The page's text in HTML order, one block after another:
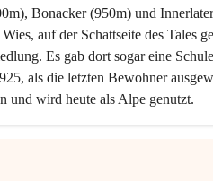
Bonacker (950m) und
auf der Schattseite des Tales
Es gab dort sogar eine
als die letzten Bewohner
und wird heute als Alpe genutzt.